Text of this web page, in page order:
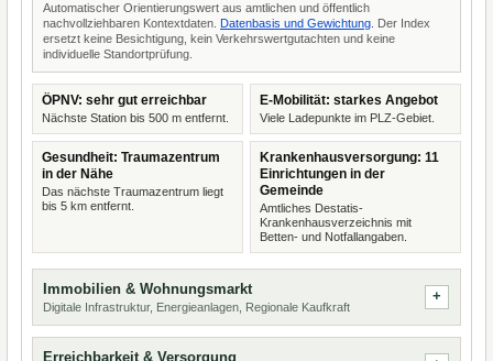
Automatischer Orientierungswert aus amtlichen und öffentlich
nachvollziehbaren Kontextdaten. Datenbasis und Gewichtung . Der Index
ersetzt keine Besichtigung, kein Verkehrswertgutachten und keine
individuelle Standortprüfung.
ÖPNV: sehr gut erreichbar
Nächste Station bis 500 m entfernt.
E-Mobilität: starkes Angebot
Viele Ladepunkte im PLZ-Gebiet.
Gesundheit: Traumazentrum
in der Nähe
Das nächste Traumazentrum liegt
bis 5 km entfernt.
Krankenhausversorgung: 11
Einrichtungen in der
Gemeinde
Amtliches Destatis-
Krankenhausverzeichnis mit
Betten- und Notfallangaben.
Immobilien & Wohnungsmarkt
Digitale Infrastruktur, Energieanlagen, Regionale Kaufkraft
Erreichbarkeit & Versorgung